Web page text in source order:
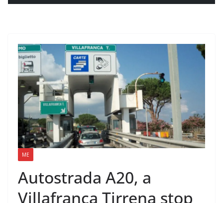
ME
Autostrada A20, a
Villafranca Tirrena stop